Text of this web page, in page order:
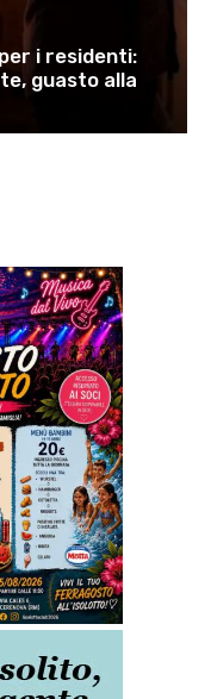
i residenti:
guasto alla